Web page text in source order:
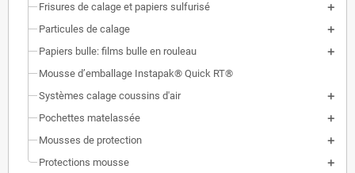
Frisures de calage et papiers sulfurisé
Particules de calage
Papiers bulle: films bulle en rouleau
Mousse d’emballage Instapak® Quick RT®
Systèmes calage coussins d'air
Pochettes matelassée
Mousses de protection
Protections mousse